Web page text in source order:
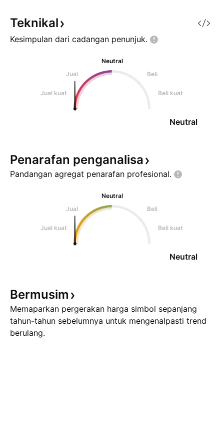
Teknikal
Kesimpulan dari cadangan penunjuk.
Neutral
Jual
Beli
Jual kuat Beli kuat
Neutral
Penarafan penganalisa
Pandangan agregat penarafan profesional.
Neutral
Jual
Beli
Jual kuat Beli kuat
Neutral
Bermusim
Memaparkan pergerakan harga simbol sepanjang
tahun-tahun sebelumnya untuk mengenalpasti trend
berulang.